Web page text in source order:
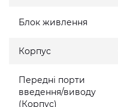
Блок живлення
Корпус
Передні порти
введення/виводу
(Корпус)